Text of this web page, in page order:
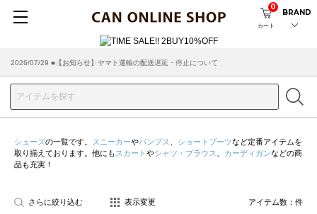
カート
0
BRAND
2026/07/29 ■【お知らせ】ヤマト運輸の配送遅延・停止について
2026/03/18 ■店舗受け取りサービスのご案内
シューズの一覧です。 スニーカーやパンプス ショートブーツなど定番アイテムを
取り揃えております。他にも スカート やシャツ・ブラウス カーディガンなどの商
品も充実！
さらに絞り込む 表示変更 アイテム数： 件